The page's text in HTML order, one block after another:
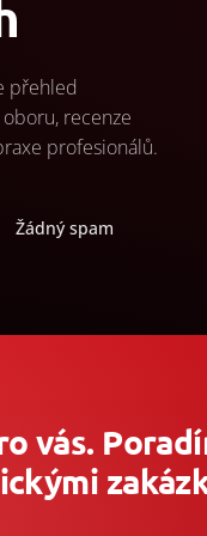
přehled
recenze
profesionálů.
Žádný spam
vás.